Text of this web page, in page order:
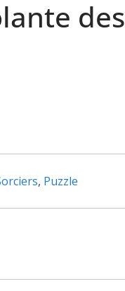
des
, Puzzle